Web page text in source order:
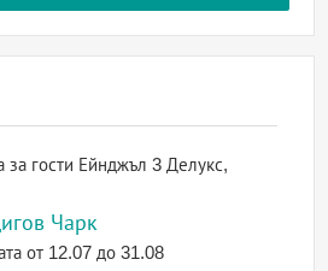
за гости Ейнджъл 3 Делукс,
Чарк
от 12.07 до 31.08